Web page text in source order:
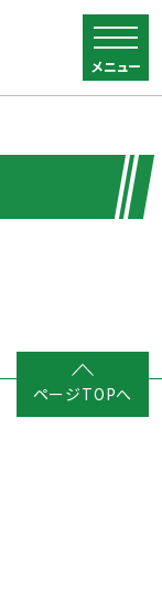
メニュー
ページTOPへ